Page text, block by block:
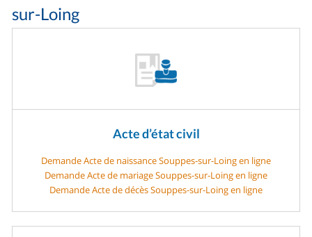
sur-Loing
Acte d’état civil
Demande Acte de naissance Souppes-sur-Loing en ligne
Demande Acte de mariage Souppes-sur-Loing en ligne
Demande Acte de décès Souppes-sur-Loing en ligne